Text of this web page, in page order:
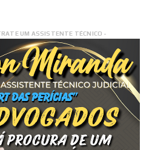
UM ASSISTENTE TÉCNICO -